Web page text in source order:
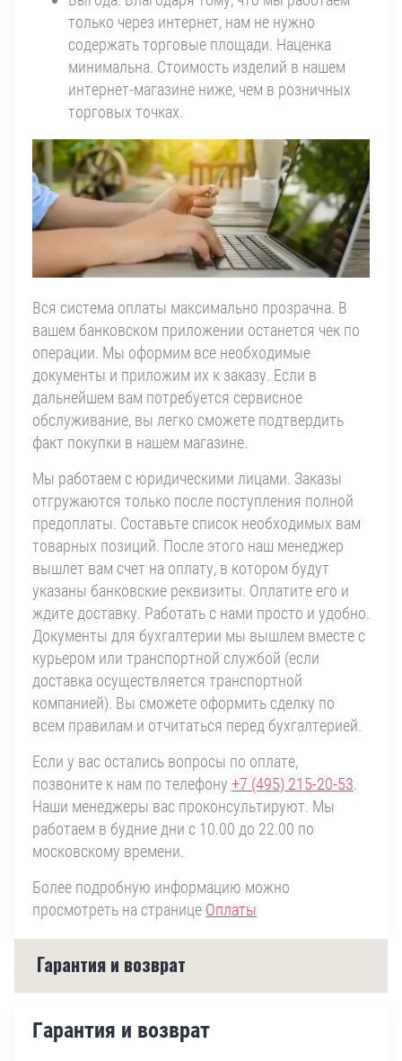
только через интернет, нам не нужно
содержать торговые площади. Наценка
минимальна. Стоимость изделий в нашем
интернет-магазине ниже, чем в розничных
торговых точках.
Вся система оплаты максимально прозрачна. В
вашем банковском приложении останется чек по
операции. Мы оформим все необходимые
документы и приложим их к заказу. Если в
дальнейшем вам потребуется сервисное
обслуживание, вы легко сможете подтвердить
факт покупки в нашем магазине.
Мы работаем с юридическими лицами. Заказы
отгружаются только после поступления полной
предоплаты. Составьте список необходимых вам
товарных позиций. После этого наш менеджер
вышлет вам счет на оплату, в котором будут
указаны банковские реквизиты. Оплатите его и
ждите доставку. Работать с нами просто и удобно.
Документы для бухгалтерии мы вышлем вместе с
курьером или транспортной службой (если
доставка осуществляется транспортной
компанией). Вы сможете оформить сделку по
всем правилам и отчитаться перед бухгалтерией.
Если у вас остались вопросы по оплате,
позвоните к нам по телефону +7 (495) 215-20-53.
Наши менеджеры вас проконсультируют. Мы
работаем в будние дни с 10.00 до 22.00 по
московскому времени.
Более подробную информацию можно
просмотреть на странице Оплаты
Гарантия и возврат
Гарантия и возврат